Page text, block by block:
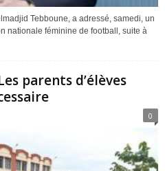
Tebboune, a adressé, samedi, un
nationale féminine de football, suite à
parents d’élèves
0